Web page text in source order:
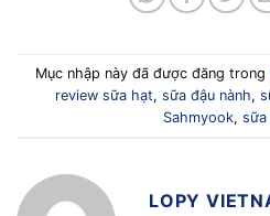
Mục nhập này đã được đăng trong
review sữa hạt, sữa đậu nành,
Sahmyook,
LOPY